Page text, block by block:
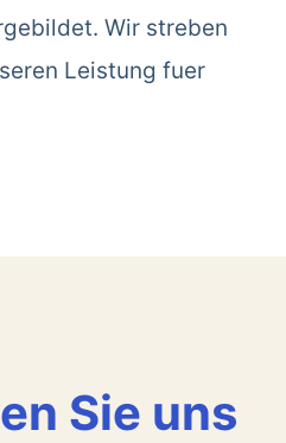
Wir streben
Leistung fuer
Sie uns